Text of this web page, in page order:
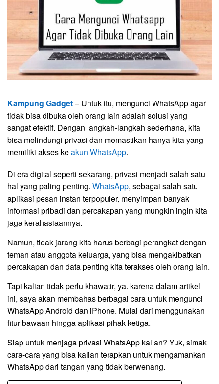
Kampung Gadget– Untuk itu, mengunci WhatsApp agar
tidak bisa dibuka oleh orang lain adalah solusi yang
sangat efektif. Dengan langkah-langkah sederhana, kita
bisa melindungi privasi dan memastikan hanya kita yang
memiliki akses keakun WhatsApp.
Di era digital seperti sekarang, privasi menjadi salah satu
hal yang paling penting. WhatsApp, sebagai salah satu
aplikasi pesan instan terpopuler, menyimpan banyak
informasi pribadi dan percakapan yang mungkin ingin kita
jaga kerahasiaannya.
Namun, tidak jarang kita harus berbagi perangkat dengan
teman atau anggota keluarga, yang bisa mengakibatkan
percakapan dan data penting kita terakses oleh orang lain.
Tapi kalian tidak perlu khawatir, ya. karena dalam artikel
ini, saya akan membahas berbagai cara untuk mengunci
WhatsApp Android dan iPhone. Mulai dari menggunakan
fitur bawaan hingga aplikasi pihak ketiga.
Siap untuk menjaga privasi WhatsApp kalian? Yuk, simak
cara-cara yang bisa kalian terapkan untuk mengamankan
WhatsApp dari tangan yang tidak berwenang.